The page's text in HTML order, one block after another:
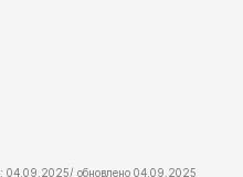
04.09.2025/ обновлено 04.09.2025